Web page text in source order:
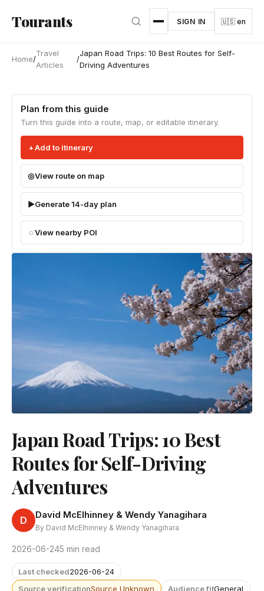
Tourants SIGN IN 🇺🇸 en
Home/
Travel
Articles
/
Japan Road Trips: 10 Best Routes for Self-
Driving Adventures
Plan from this guide
Turn this guide into a route, map, or editable itinerary.
Add to itinerary
View route on map
Generate 14-day plan
View nearby POI
Japan Road Trips: 10 Best
Routes for Self-Driving
Adventures
D David McElhinney & Wendy Yanagihara
By David McElhinney & Wendy Yanagihara
2026-06-245 min read
Last checked2026-06-24
Source verificationSource Unknown Audience fitGeneral